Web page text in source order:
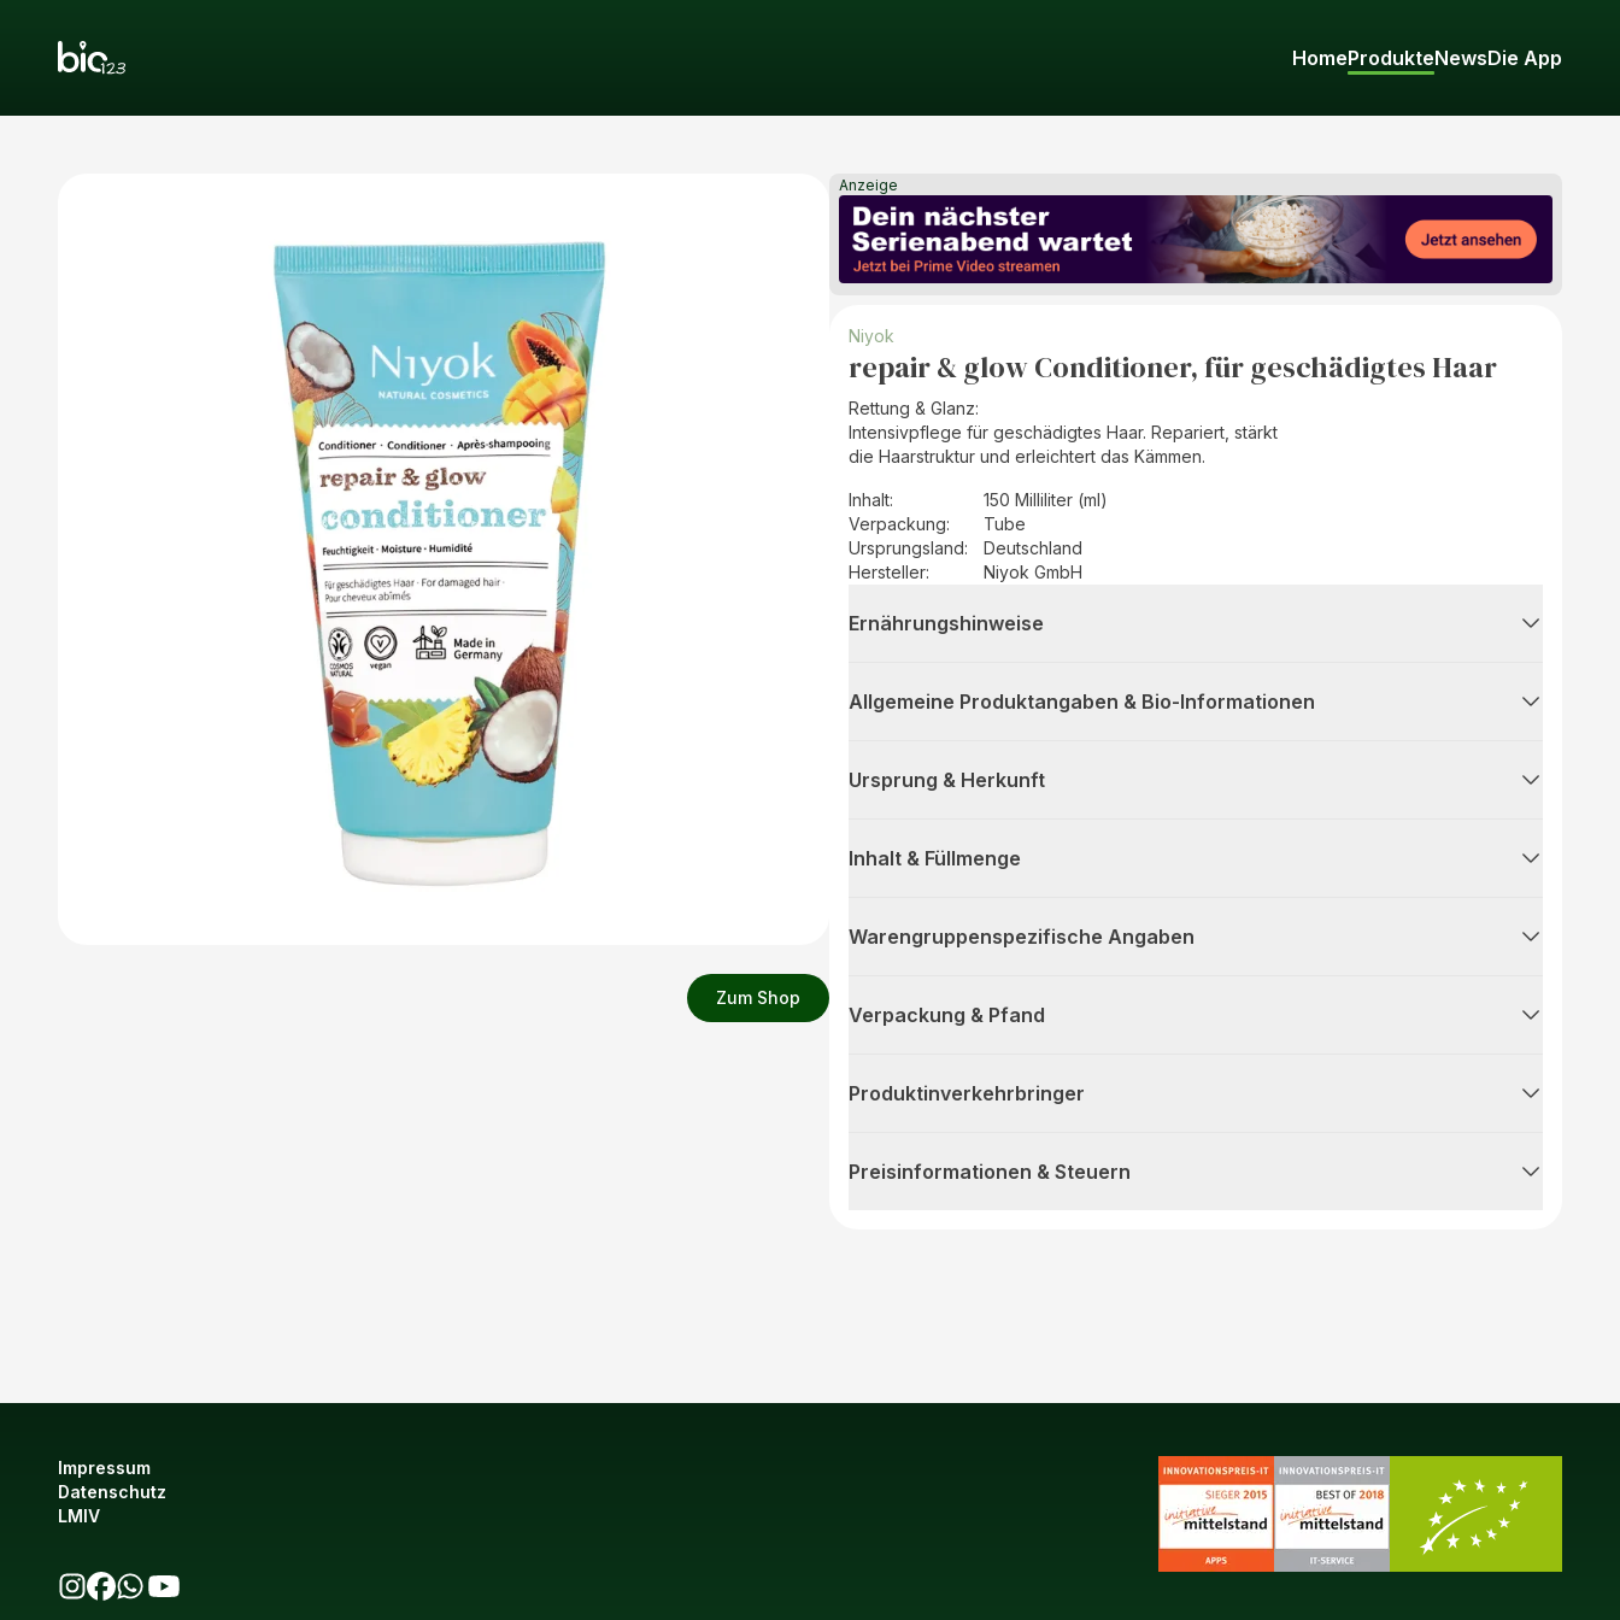
HomeProdukteNewsDie App
Zum Shop
Anzeige
Niyok
repair & glow Conditioner, für geschädigtes Haar
Rettung & Glanz:
Intensivpflege für geschädigtes Haar. Repariert, stärkt
die Haarstruktur und erleichtert das Kämmen.
Inhalt:
150 Milliliter (ml)
Verpackung:
Tube
Ursprungsland:
Deutschland
Hersteller: Niyok GmbH
Ernährungshinweise
Allgemeine Produktangaben & Bio-Informationen
Ursprung & Herkunft
Inhalt & Füllmenge
Warengruppenspezifische Angaben
Verpackung & Pfand
Produktinverkehrbringer
Preisinformationen & Steuern
Impressum
Datenschutz
LMIV